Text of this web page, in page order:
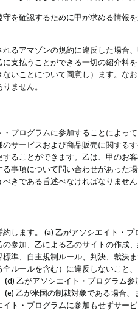
を確認するために甲が求める情報
るアマゾンの規約に違反した場合
支払うことができる一切の紹介料
いことについて同意し）ます。な
ません。
プログラムに参加することによっ
サービスおよび商品販売に関する
ることができます。乙は、甲のお
事項について問い合わせがあった
きである旨述べなければなりませ
します。 (a) 乙がアソシエイト・
参加、乙による乙のサイトの作成
準、自主規制ルール、判決、裁決
ルールを含む）に違反しないこと
(d) 乙がアソシエイト・プログラム
(e) 乙が米国の制裁対象である場合
ト・プログラムに参加もせずサー